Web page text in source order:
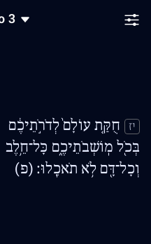
3
יז
חֻקַּ֤ת עוֹלָם֙ לְדֹרֹ֣תֵיכֶ֔ם
בְּכֹ֖ל מֽוֹשְׁבֹתֵיכֶ֑ם כָּל־חֵ֥לֶב
וְכָל־דָּ֖ם לֹ֥א תֹאכֵֽלוּ׃ (פ)